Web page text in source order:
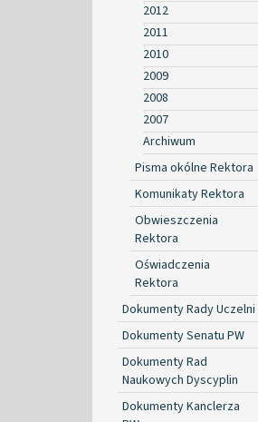
2012
2011
2010
2009
2008
2007
Archiwum
Pisma okólne Rektora
Komunikaty Rektora
Obwieszczenia
Rektora
Oświadczenia
Rektora
Dokumenty Rady Uczelni
Dokumenty Senatu PW
Dokumenty Rad
Naukowych Dyscyplin
Dokumenty Kanclerza